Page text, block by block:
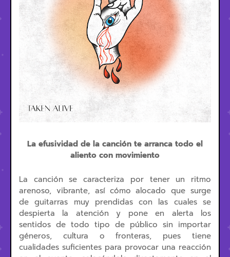
La efusividad de la canción te arranca todo el
aliento con movimiento
La canción se caracteriza por tener un ritmo
arenoso, vibrante, así cómo alocado que surge
de guitarras muy prendidas con las cuales se
despierta la atención y pone en alerta los
sentidos de todo tipo de público sin importar
géneros, cultura o fronteras, pues tiene
cualidades suficientes para provocar una reacción